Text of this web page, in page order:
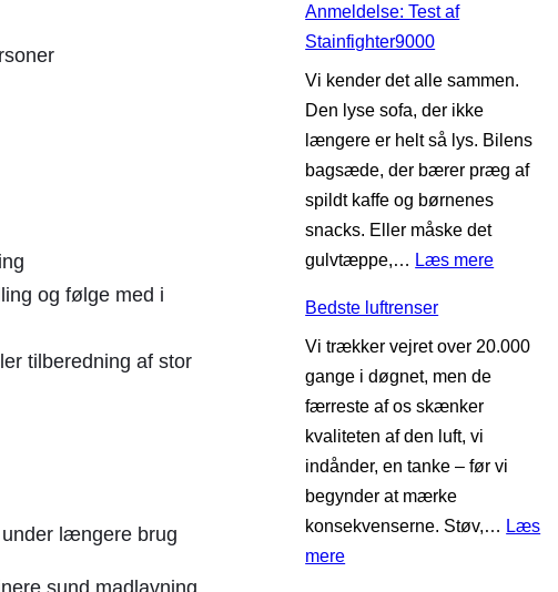
og følge med i
tilberedning af stor
længere brug
ø
l
g
e
o
v
n
m
e
i
r
f
r
y
e
r
g
s
k
n
Anmeldelse: Test af
Stainfighter9000
Vi kender det alle sammen.
Den lyse sofa, der ikke
længere er helt så lys. Bilens
bagsæde, der bærer præg af
spildt kaffe og børnenes
snacks. Eller måske det
gulvtæppe,… Læs mere:
m
e
s
Bedste luftrenser
Vi trækker vejret over 20.000
gange i døgnet, men de
færreste af os skænker
kvaliteten af den luft, vi
indånder, en tanke – før vi
begynder at mærke
konsekvenserne. Støv,… Læs
mere: